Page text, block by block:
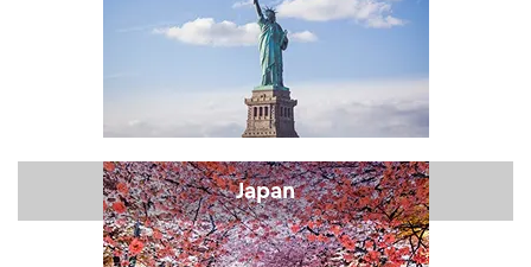
Japan